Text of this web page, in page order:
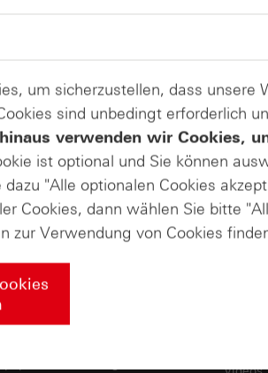
mit Turbo-Zertifikaten. Turbo-
zu uns
& Downloads
Daily
um sicherzustellen, dass
sind unbedingt erforderlich
verwenden wir Cookies,
ist optional und Sie können
"Alle optionalen Cookies
Cookies, dann wählen Sie bitte
zur Verwendung von Cookies